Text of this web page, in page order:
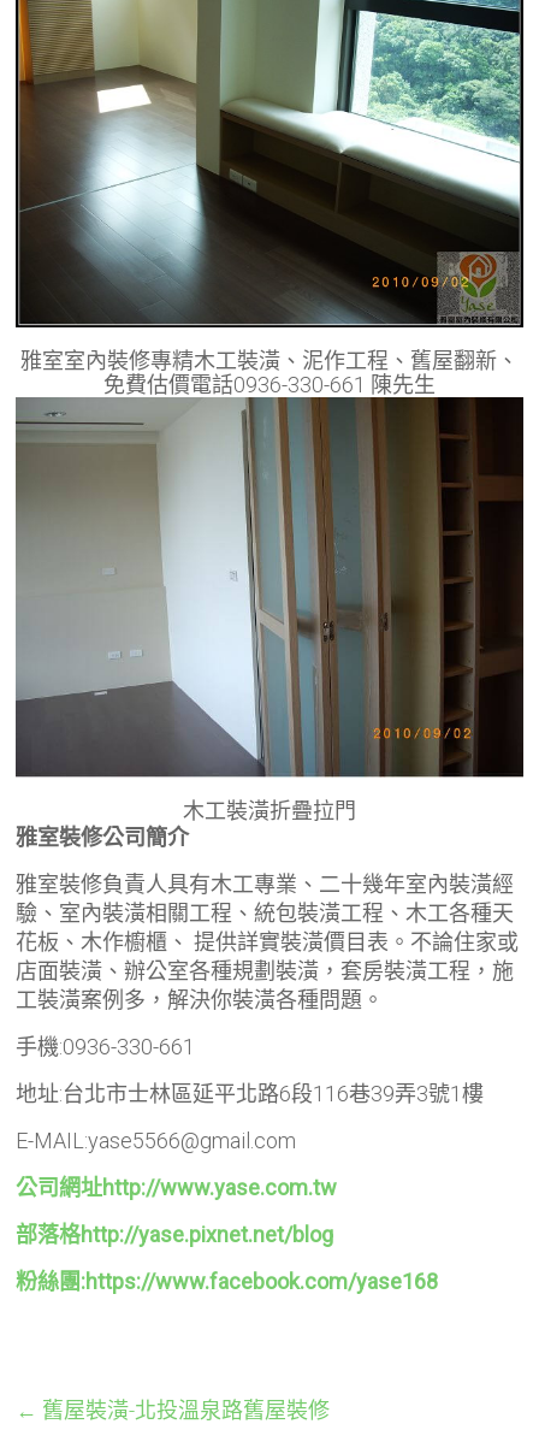
雅室室內裝修專精木工裝潢、泥作工程、舊屋翻新、
免費估價電話0936-330-661 陳先生
木工裝潢折疊拉門
雅室裝修公司簡介
雅室裝修負責人具有木工專業、二十幾年室內裝潢經
驗、室內裝潢相關工程、統包裝潢工程、木工各種天
花板、木作櫥櫃、 提供詳實裝潢價目表。不論住家或
店面裝潢、辦公室各種規劃裝潢，套房裝潢工程，施
工裝潢案例多，解決你裝潢各種問題。
手機:0936-330-661
地址:台北市士林區延平北路6段116巷39弄3號1樓
E-MAIL:yase5566@gmail.com
公司網址http://www.yase.com.tw
部落格http://yase.pixnet.net/blog
粉絲團:https://www.facebook.com/yase168
← 舊屋裝潢-北投溫泉路舊屋裝修